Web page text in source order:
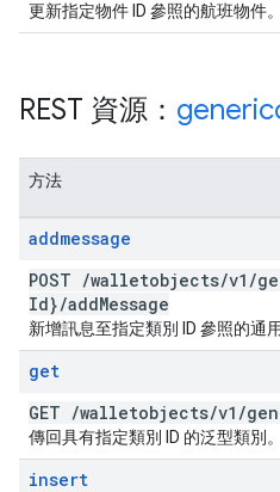
更新指定物件 ID 參照的航班物件。
REST 資源：
方法
addmessage
POST /walletobjects/v1 /
Id}/addMessage
新增訊息至指定類別 ID 參照的通
get
GET /walletobjects/v1 /
傳回具有指定類別 ID 的泛型類別。
insert